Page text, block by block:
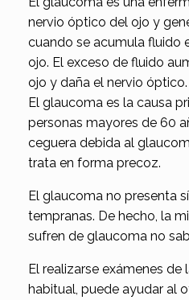
nervio óptico del ojo y
cuando se acumula fluido
ojo. El exceso de fluido
ojo y daña el nervio óptico.
El glaucoma es la causa
personas mayores de 60
ceguera debida al
trata en forma precoz.
El glaucoma no presenta
tempranas. De hecho, la
sufren de glaucoma no
El realizarse exámenes de
habitual, puede ayudar al